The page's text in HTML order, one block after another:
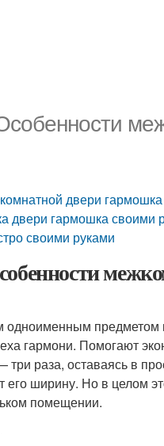
двери гармошка
двери гармошка своими
своими руками
одноименным предметом
гармони. Помогают
раза, оставаясь в
ширину. Но в целом
помещении.